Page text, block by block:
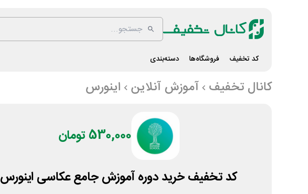
کد تخفیف فروشگاه‌ها دسته‌بندی
کانال تخفیف آموزش آنلاین اینورس
530,000 تومان
کد تخفیف خرید دوره آموزش جامع عکاسی اینورس